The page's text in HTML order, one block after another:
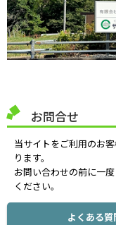
お問合せ
当サイトをご利用のお
ります。
お問い合わせの前に一
ください。
よくある質